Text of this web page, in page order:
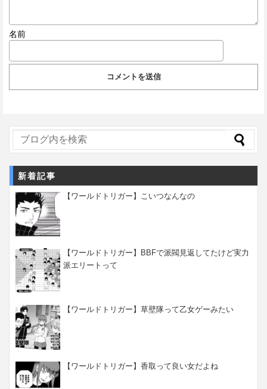
名前
新着記事
【ワールドトリガー】こいつなんなの
【ワールドトリガー】BBFで派閥見返してたけど実力
派エリートって
【ワールドトリガー】草壁隊って乙女ゲーみたい
【ワールドトリガー】香取って良い女だよね